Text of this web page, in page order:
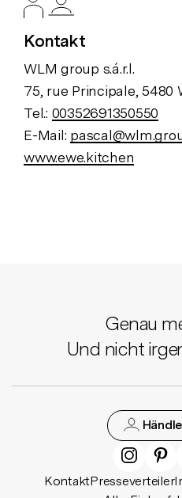
Kontakt
WLM group s.á.r.l.
75, rue Principale, 5480
Tel.: 00352691350550
E-Mail:
www.ewe.kitchen
Genau
Und nicht
KontaktPresseverteiler